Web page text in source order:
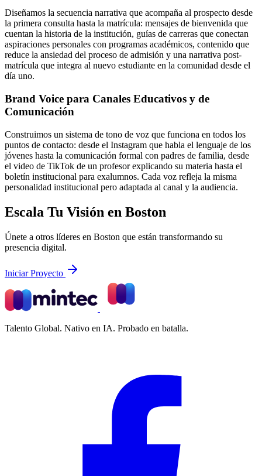
Diseñamos la secuencia narrativa que acompaña al prospecto desde
la primera consulta hasta la matrícula: mensajes de bienvenida que
cuentan la historia de la institución, guías de carreras que conectan
aspiraciones personales con programas académicos, contenido que
reduce la ansiedad del proceso de admisión y una narrativa post-
matrícula que integra al nuevo estudiante en la comunidad desde el
día uno.
Brand Voice para Canales Educativos y de
Comunicación
Construimos un sistema de tono de voz que funciona en todos los
puntos de contacto: desde el Instagram que habla el lenguaje de los
jóvenes hasta la comunicación formal con padres de familia, desde
el video de TikTok de un profesor explicando su materia hasta el
boletín institucional para exalumnos. Cada voz refleja la misma
personalidad institucional pero adaptada al canal y la audiencia.
Escala Tu Visión en Boston
Únete a otros líderes en Boston que están transformando su
presencia digital.
Iniciar Proyecto
Talento Global. Nativo en IA. Probado en batalla.